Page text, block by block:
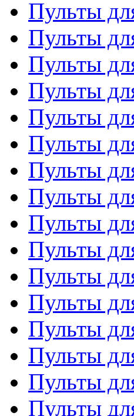
Пульты
Пульты
Пульты
Пульты
Пульты
Пульты
Пульты
Пульты
Пульты
Пульты
Пульты
Пульты
Пульты
Пульты
Пульты
Пульты